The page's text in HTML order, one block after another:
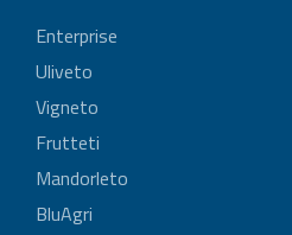
Enterprise
Uliveto
Vigneto
Frutteti
Mandorleto
BluAgri